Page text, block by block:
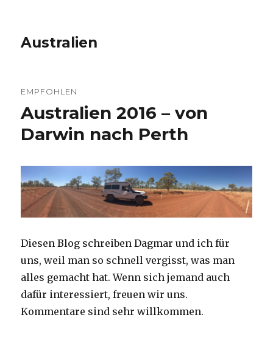
Australien
EMPFOHLEN
Australien 2016 – von
Darwin nach Perth
Diesen Blog schreiben Dagmar und ich für
uns, weil man so schnell vergisst, was man
alles gemacht hat. Wenn sich jemand auch
dafür interessiert, freuen wir uns.
Kommentare sind sehr willkommen.